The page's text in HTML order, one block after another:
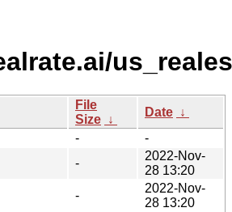
File
Size ↓
Date ↓
-
-
-
2022-Nov-
28 13:20
-
2022-Nov-
28 13:20